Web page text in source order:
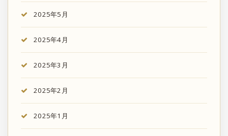
2025年5月
2025年4月
2025年3月
2025年2月
2025年1月